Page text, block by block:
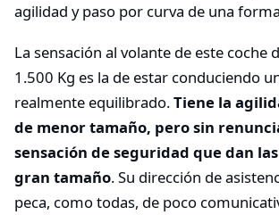
agilidad y paso por curva de una
La sensación al volante de este coche
1.500 Kg es la de estar conduciendo
realmente equilibrado.Tiene la
de menor tamaño, pero sin
sensación de seguridad que dan
gran tamaño. Su dirección de
peca, como todas, de poco